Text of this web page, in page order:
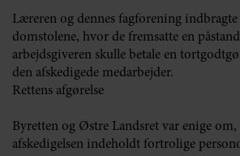
Læreren og dennes fagforening indbragte
domstolene, hvor de fremsatte en
arbejdsgiveren skulle betale en
den afskedigede medarbejder.
Rettens afgørelse
Byretten og Østre Landsret var enige
afskedigelsen indeholdt fortrolige